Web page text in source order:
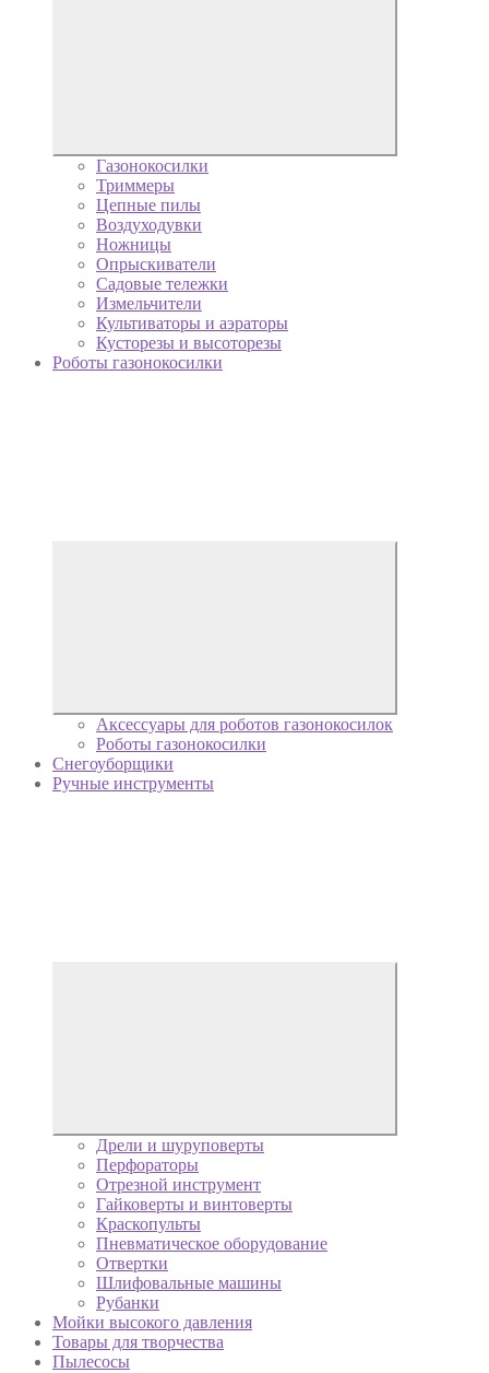
Газонокосилки
Триммеры
Цепные пилы
Воздуходувки
Ножницы
Опрыскиватели
Садовые тележки
Измельчители
Культиваторы и аэраторы
Кусторезы и высоторезы
Роботы газонокосилки
Аксессуары для роботов газонокосилок
Роботы газонокосилки
Снегоуборщики
Ручные инструменты
Дрели и шуруповерты
Перфораторы
Отрезной инструмент
Гайковерты и винтоверты
Краскопульты
Пневматическое оборудование
Отвертки
Шлифовальные машины
Рубанки
Мойки высокого давления
Товары для творчества
Пылесосы